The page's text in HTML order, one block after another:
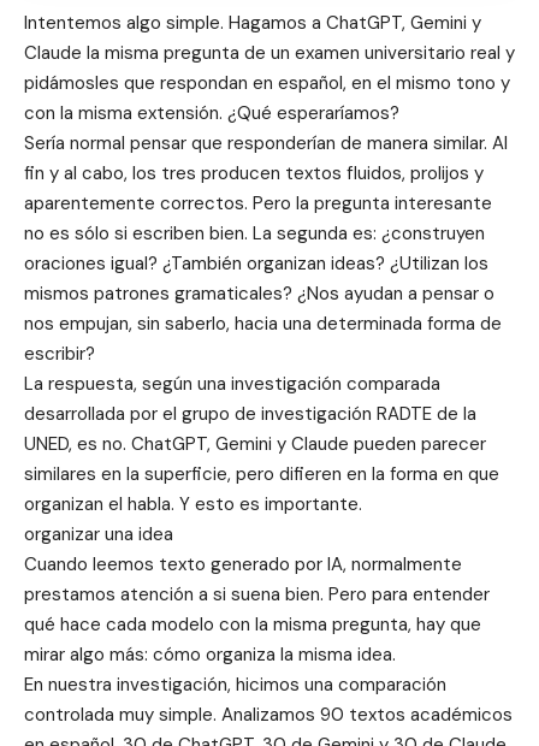
Intentemos algo simple. Hagamos a ChatGPT, Gemini y
Claude la misma pregunta de un examen universitario real y
pidámosles que respondan en español, en el mismo tono y
con la misma extensión. ¿Qué esperaríamos?
Sería normal pensar que responderían de manera similar. Al
fin y al cabo, los tres producen textos fluidos, prolijos y
aparentemente correctos. Pero la pregunta interesante
no es sólo si escriben bien. La segunda es: ¿construyen
oraciones igual? ¿También organizan ideas? ¿Utilizan los
mismos patrones gramaticales? ¿Nos ayudan a pensar o
nos empujan, sin saberlo, hacia una determinada forma de
escribir?
La respuesta, según una investigación comparada
desarrollada por el grupo de investigación RADTE de la
UNED, es no. ChatGPT, Gemini y Claude pueden parecer
similares en la superficie, pero difieren en la forma en que
organizan el habla. Y esto es importante.
organizar una idea
Cuando leemos texto generado por IA, normalmente
prestamos atención a si suena bien. Pero para entender
qué hace cada modelo con la misma pregunta, hay que
mirar algo más: cómo organiza la misma idea.
En nuestra investigación, hicimos una comparación
controlada muy simple. Analizamos 90 textos académicos